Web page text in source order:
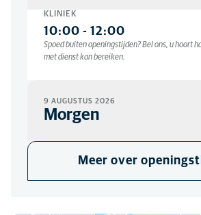
KLINIEK
10:00 - 12:00
Spoed buiten openingstijden? Bel ons, u hoort
met dienst kan bereiken.
9 AUGUSTUS 2026
Morgen
GeslotenMeer over